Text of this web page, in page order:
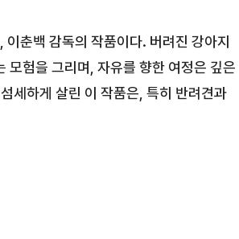
춘백 감독의 작품이다. 버려진 강아지
모험을 그리며, 자유를 향한 여정은 깊은
세하게 살린 이 작품은, 특히 반려견과